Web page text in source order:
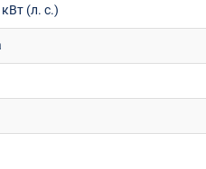
(л. с.)